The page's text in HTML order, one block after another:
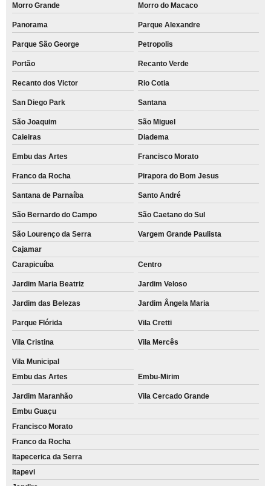
Morro Grande Morro do Macaco
Panorama Parque Alexandre
Parque São George Petropolis
Portão Recanto Verde
Recanto dos Victor Rio Cotia
San Diego Park Santana
São Joaquim
São Miguel
Caieiras
Diadema
Embu das Artes Francisco Morato
Franco da Rocha Pirapora do Bom Jesus
Santana de Parnaíba Santo André
São Bernardo do Campo São Caetano do Sul
São Lourenço da Serra
Vargem Grande Paulista
Cajamar
Carapicuíba
Centro
Jardim Maria Beatriz Jardim Veloso
Jardim das Belezas Jardim Ângela Maria
Parque Flórida Vila Cretti
Vila Cristina Vila Mercês
Vila Municipal
Embu das Artes
Embu-Mirim
Jardim Maranhão
Vila Cercado Grande
Embu Guaçu
Francisco Morato
Franco da Rocha
Itapecerica da Serra
Itapevi